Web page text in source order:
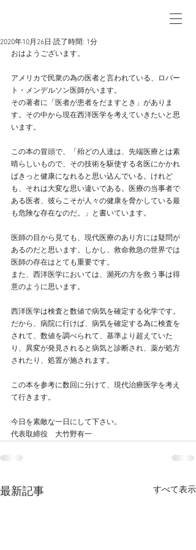
2020年10月26日 読了時間: 1分
おはようございます。
アメリカで民衆の為の医者と言われている、ロバー
ト・メンデルソン医師がいます。
その著者に「医者が患者をだますとき」がありま
す。その中から現在西洋医学を考えていきたいと思
います。
この本の冒頭で、「殆どの人達は、先端医療とは素
晴らしいもので、その技術を駆使する名医にかかれ
ばきっと健康になれると思い込んでいる。けれど
も、それは大変な思い違いである。医療の当事者で
ある医者、彼らこそが人々の健康を脅かしている最
も危険な存在なのだ。」と書いています。
医師の目から見ても、現代医療のあり方には疑問が
あるのだと思います。しかし、救命救急の世界では
医師の存在はとても重要です。
また、西洋医学においては、瀕死の方を救う事は得
意のように思います。
西洋医学は検査と数値で病気を確定する化学です。
だから、病院に行けば、病気を確定する為に検査を
されて、数値を調べられて、基準より超えていた
り、異変が発見されると病気と診断され、薬が処方
されたり、処置が施されます。
この本を参考に数回に分けて、現代治療医学を考え
て行きます。
今日を素敵な一日にして下さい。
代表取締役　大竹野有一
最新記事 すべて表示